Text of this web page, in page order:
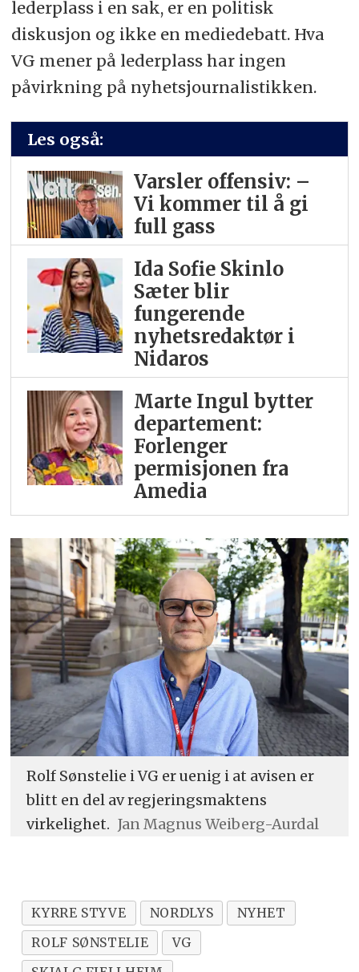
lederplass i en sak, er en politisk
diskusjon og ikke en mediedebatt. Hva
VG mener på lederplass har ingen
påvirkning på nyhetsjournalistikken.
Les også:
Varsler offensiv: –
Vi kommer til å gi
full gass
Ida Sofie Skinlo
Sæter blir
fungerende
nyhetsredaktør i
Nidaros
Marte Ingul bytter
departement:
Forlenger
permisjonen fra
Amedia
Rolf Sønstelie i VG er uenig i at avisen er
blitt en del av regjeringsmaktens
virkelighet. Jan Magnus Weiberg-Aurdal
KYRRE STYVE NORDLYS
NYHET
ROLF SØNSTELIE
VG